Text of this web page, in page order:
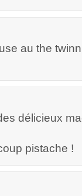
au the
délicieux
pistache !